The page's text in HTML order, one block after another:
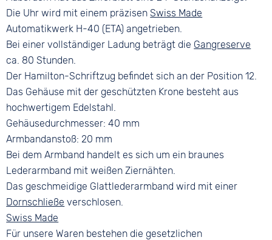
Die Uhr wird mit einem präzisenSwiss Made
Automatikwerk H-40 (ETA) angetrieben.
Bei einer vollständiger Ladung beträgt die Gangreserve
ca. 80 Stunden.
Der Hamilton-Schriftzug befindet sich an der Position 12.
Das Gehäuse mit der geschützten Krone besteht aus
hochwertigem Edelstahl.
Gehäusedurchmesser: 40 mm
Armbandanstoß: 20 mm
Bei dem Armband handelt es sich um ein braunes
Lederarmband mit weißen Ziernähten.
Das geschmeidige Glattlederarmband wird mit einer
Dornschließe verschlosen.
Swiss Made
Für unsere Waren bestehen die gesetzlichen